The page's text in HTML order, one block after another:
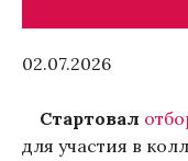
02.07.2026
Стартовал
для участия в